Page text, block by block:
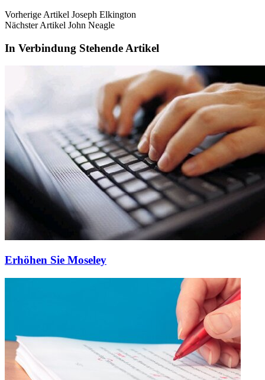
Vorherige Artikel Joseph Elkington
Nächster Artikel John Neagle
In Verbindung Stehende Artikel
Erhöhen Sie Moseley